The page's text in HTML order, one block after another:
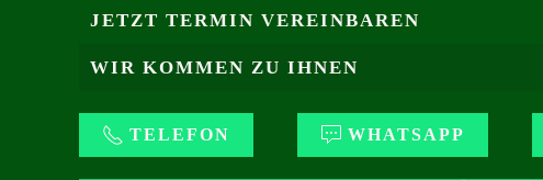
JETZT TERMIN VEREINBAREN
WIR KOMMEN ZU IHNEN
TELEFON WHATSAPP